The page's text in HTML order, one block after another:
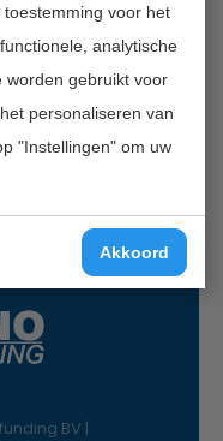
voor het
analytische
worden gebruikt voor
personaliseren van
"Instellingen" om uw
Akkoord
BV |